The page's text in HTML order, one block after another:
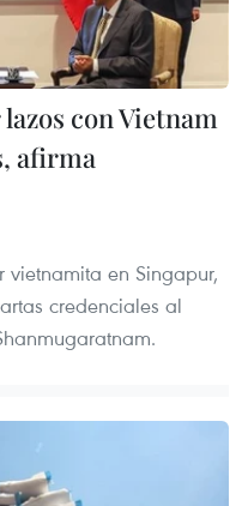
con Vietnam
afirma
en Singapur,
credenciales al